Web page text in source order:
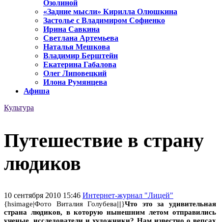
Озолиной
«Задние мысли» Кирилла Олюшкина
Застолье с Владимиром Софиенко
Ирина Савкина
Светлана Артемьева
Наталья Мешкова
Владимир Берштейн
Екатерина Габалова
Олег Липовецкий
Илона Румянцева
Афиша
Культура
Путешествие в страну
людиков
10 сентября 2010 15:46 Интернет-журнал "Лицей"
{hsimage|Фото Виталия Голубева|||}Что это за удивительная
страна людиков, в которую нынешним летом отправились